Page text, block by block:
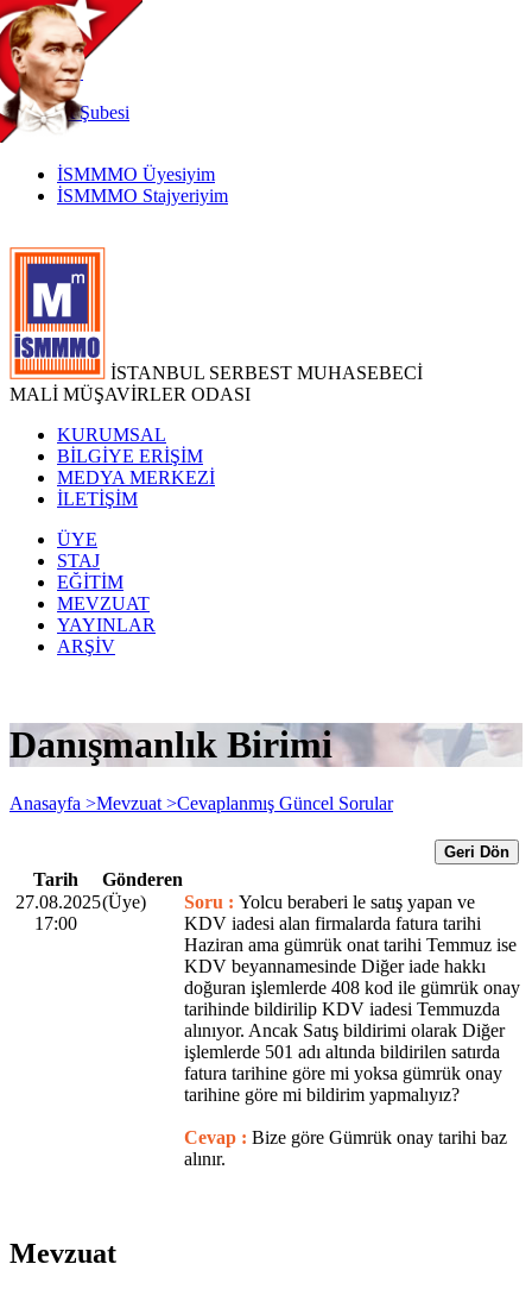
TR
|
EN
İnternetŞubesi
İSMMMO Üyesiyim
İSMMMO Stajyeriyim
İSTANBUL SERBEST MUHASEBECİ
MALİ MÜŞAVİRLER ODASI
KURUMSAL
BİLGİYE ERİŞİM
MEDYA MERKEZİ
İLETİŞİM
ÜYE
STAJ
EĞİTİM
MEVZUAT
YAYINLAR
ARŞİV
Danışmanlık Birimi
Anasayfa >Mevzuat >Cevaplanmış Güncel Sorular
Geri Dön
Tarih
Gönderen
27.08.2025
17:00
(Üye) Soru : Yolcu beraberi le satış yapan ve
KDV iadesi alan firmalarda fatura tarihi
Haziran ama gümrük onat tarihi Temmuz ise
KDV beyannamesinde Diğer iade hakkı
doğuran işlemlerde 408 kod ile gümrük onay
tarihinde bildirilip KDV iadesi Temmuzda
alınıyor. Ancak Satış bildirimi olarak Diğer
işlemlerde 501 adı altında bildirilen satırda
fatura tarihine göre mi yoksa gümrük onay
tarihine göre mi bildirim yapmalıyız?
Cevap : Bize göre Gümrük onay tarihi baz
alınır.
Mevzuat